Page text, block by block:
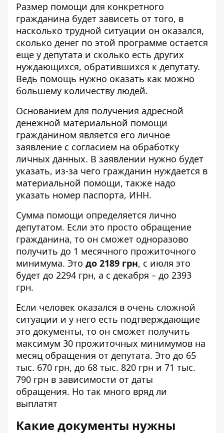
Размер помощи для конкретного
гражданина будет зависеть от того, в
насколько трудной ситуации он оказался,
сколько денег по этой программе остается
еще у депутата и сколько есть других
нуждающихся, обратившихся к депутату.
Ведь помощь нужно оказать как можно
большему количеству людей.
Основанием для получения адресной
денежной материальной помощи
гражданином является его личное
заявление с согласием на обработку
личных данных. В заявлении нужно будет
указать, из-за чего гражданин нуждается в
материальной помощи, также надо
указать номер паспорта, ИНН.
Сумма помощи определяется лично
депутатом. Если это просто обращение
гражданина, то он сможет одноразово
получить до 1 месячного прожиточного
минимума. Это до 2189 грн, с июля это
будет до 2294 грн, а с декабря – до 2393
грн.
Если человек оказался в очень сложной
ситуации и у него есть подтверждающие
это документы, то он сможет получить
максимум 30 прожиточных минимумов на
месяц обращения от депутата. Это до 65
тыс. 670 грн, до 68 тыс. 820 грн и 71 тыс.
790 грн в зависимости от даты
обращения. Но так много вряд ли
выплатят
Какие документы нужны